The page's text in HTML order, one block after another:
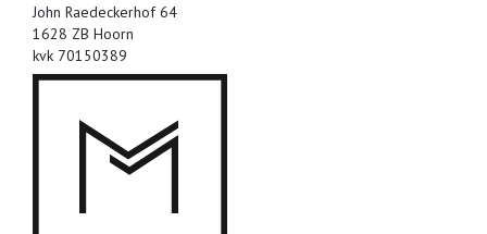
John Raedeckerhof 64
1628 ZB Hoorn
kvk 70150389